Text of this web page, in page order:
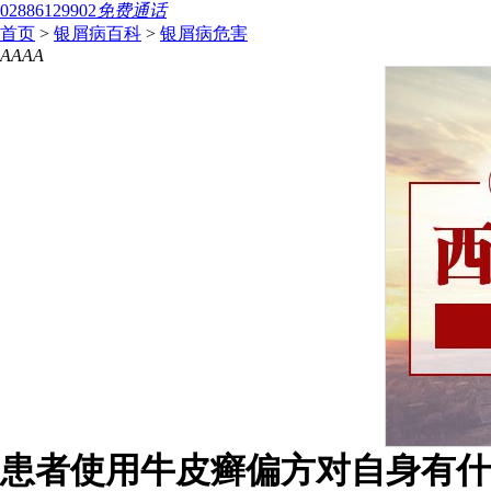
02886129902免费通话
首页 > 银屑病百科 > 银屑病危害
AAAA
患者使用牛皮癣偏方对自身有